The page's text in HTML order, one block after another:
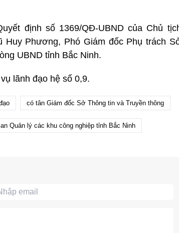
định số 1369/QĐ-UBND của Chủ
Huy Phương, Phó Giám đốc Phụ trách
UBND tỉnh Bắc Ninh.
lãnh đạo hệ số 0,9.
có tân Giám đốc Sở Thông tin và Truyền thông
Quản lý các khu công nghiệp tỉnh Bắc Ninh